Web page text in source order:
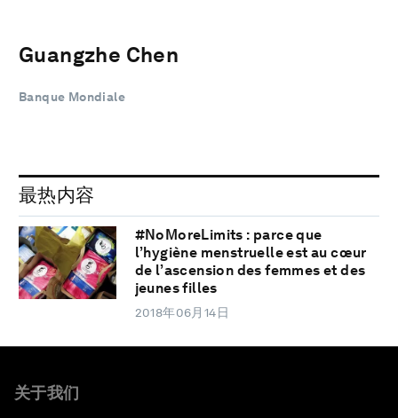
Guangzhe Chen
Banque Mondiale
最热内容
#NoMoreLimits : parce que
l’hygiène menstruelle est au cœur
de l’ascension des femmes et des
jeunes filles
2018年06月14日
关于我们